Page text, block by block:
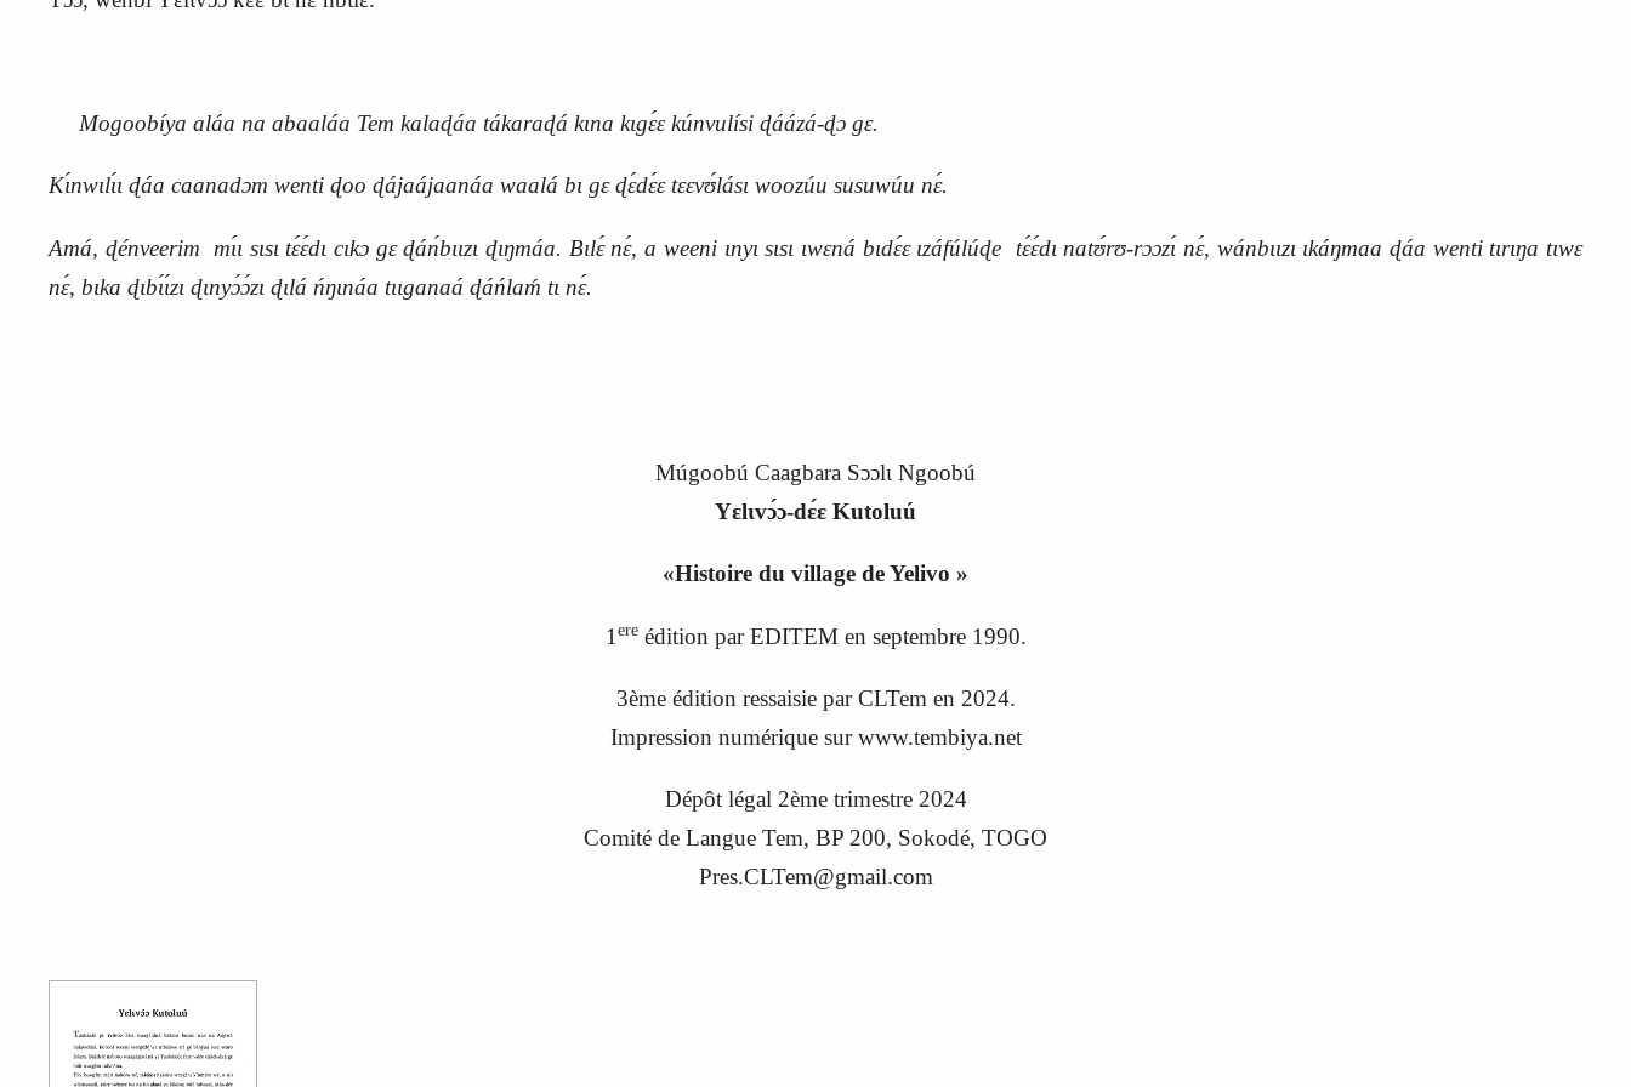
Mogoobíya aláa na abaaláa Tem kalaɖáa tákaraɖá kɩna kɩgɛ́ɛ kúnvulísi ɖáázá-ɖɔ gɛ.
Kɩ́nwɩlɩ́ɩ ɖáa caanadɔm wenti ɖoo ɖájaájaanáa waalá bɩ gɛ ɖɛ́dɛ́ɛ tɛɛvʊ́lásɩ woozúu susuwúu nɛ́.
Amá, ɖénveerim mɩ́ɩ sɩsɩ tɛ́ɛ́dɩ cɩkɔ gɛ ɖánbɩɩzɩ ɖɩŋmáa. Bɩlɛ́ nɛ́, a weeni ɩnyɩ sɩsɩ ɩwɛná bɩdɛ́ɛ ɩzáfúlúɖe tɛ́ɛ́dɩ natʊ́rʊ-rɔɔzɩ́ nɛ́, wánbɩɩzɩ ɩkáŋmaa ɖáa wenti tɩrɩŋa tɩwɛ
nɛ́, bɩka ɖɩbɩ́ɩ́zɩ ɖɩnyɔ́ɔ́zɩ ɖɩlá ńŋɩnáa tɩɩganaá ɖáńlaḿ tɩ nɛ́.
Múgoobú Caagbara Sɔɔlɩ Ngoobú
Yɛlɩvɔ́ɔ‑dɛ́ɛ Kutoluú
«Histoire du village de Yelivo »
1 ereédition par EDITEM en septembre 1990.
3ème édition ressaisie par CLTem en 2024.
Impression numérique sur www.tembiya.net
Dépôt légal 2ème trimestre 2024
Comité de Langue Tem, BP 200, Sokodé, TOGO
Pres.CLTem@gmail.com